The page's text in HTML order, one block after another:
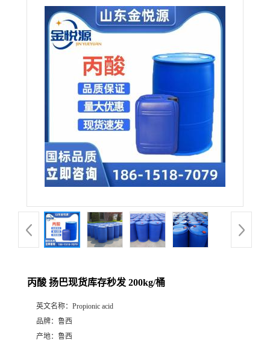
丙酸 扬巴现货库存秒发 200kg/桶
英文名称： Propionic acid
品牌： 鲁西
产地： 鲁西